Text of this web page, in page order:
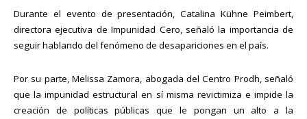
Durante el evento de presentación, Catalina Kühne Peimbert,
directora ejecutiva de Impunidad Cero, señaló la importancia de
seguir hablando del fenómeno de desapariciones en el país.
Por su parte, Melissa Zamora, abogada del Centro Prodh, señaló
que la impunidad estructural en sí misma revictimiza e impide la
creación de políticas públicas que le pongan un alto a la